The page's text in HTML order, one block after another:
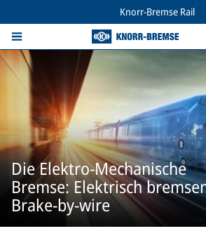
Knorr-Bremse Rail
Die Elektro-Mechanische
Bremse: Elektrisch
Brake-by-wire